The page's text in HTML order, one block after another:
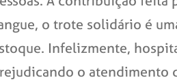
o trote solidário é
Infelizmente,
o atendimento